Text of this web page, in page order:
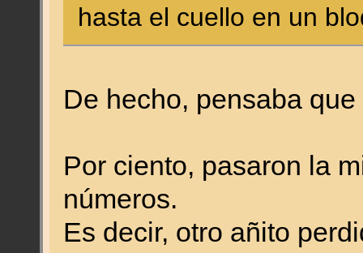
hasta el cuello en un
De hecho, pensaba
Por ciento, pasaron la
números.
Es decir, otro añito